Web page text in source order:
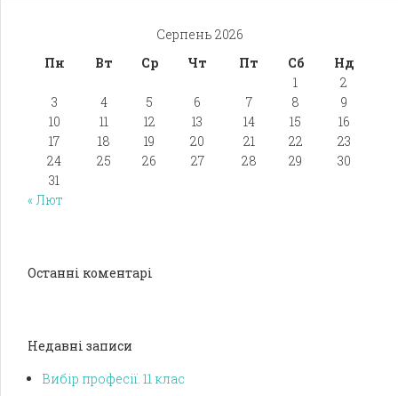
Серпень 2026
Пн
Вт Ср Чт Пт Сб
Нд
1
2
3
4 5 6 7 8
9
10
11 12 13 14 15
16
17
18 19 20 21 22
23
24
25 26 27 28 29
30
31
« Лют
Останні коментарі
Недавні записи
Вибір професії. 11 клас